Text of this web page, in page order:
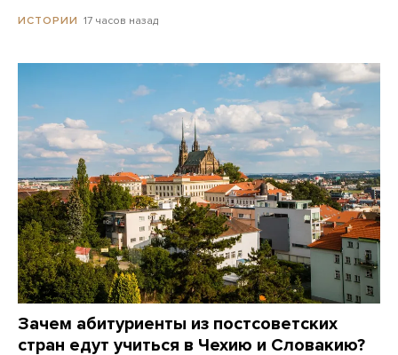
ИСТОРИИ 17 часов назад
Зачем абитуриенты из постсоветских
стран едут учиться в Чехию и Словакию?